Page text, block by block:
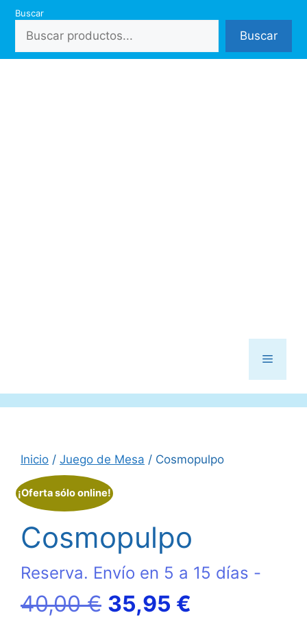
Saltar
contenido
Buscar
Buscar
Menú
Inicio / Juego de Mesa / Cosmopulpo
¡Oferta sólo online!
Cosmopulpo
Reserva. Envío en 5 a 15 días -
40,00€ El
35,95 €